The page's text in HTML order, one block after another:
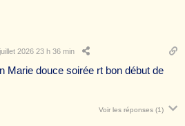
2026 23 h 36 min
Marie douce soirée rt bon début de
Voir les réponses (1)